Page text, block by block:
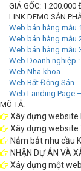
GIÁ GỐC: 1.200.000
LINK DEMO SẢN
Web bán hàng mẫu
Web bán hàng mẫu
Web bán hàng mẫu
Web Doanh nghiệp :
Web Nha khoa
Web Bất Động Sản
Web Landing Page
MÔ TẢ:
Xây dựng website
Xây dựng
Nắm bắt nhu cầu
NHẬN DỰ ÁN VÀ
Xây dựng một